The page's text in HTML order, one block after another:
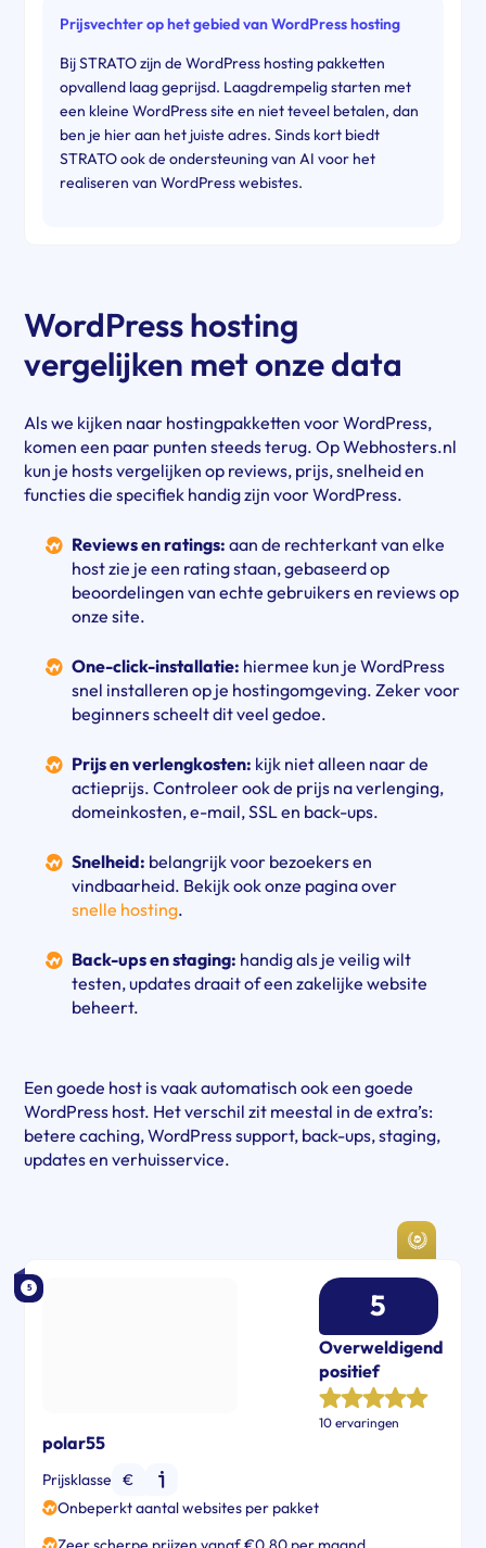
Prijsvechter op het gebied van WordPress hosting
Bij STRATO zijn de WordPress hosting pakketten
opvallend laag geprijsd. Laagdrempelig starten met
een kleine WordPress site en niet teveel betalen, dan
ben je hier aan het juiste adres. Sinds kort biedt
STRATO ook de ondersteuning van AI voor het
realiseren van WordPress webistes.
WordPress hosting
vergelijken met onze data
Als we kijken naar hostingpakketten voor WordPress,
komen een paar punten steeds terug. Op Webhosters.nl
kun je hosts vergelijken op reviews, prijs, snelheid en
functies die specifiek handig zijn voor WordPress.
Reviews en ratings: aan de rechterkant van elke
host zie je een rating staan, gebaseerd op
beoordelingen van echte gebruikers en reviews op
onze site.
One-click-installatie: hiermee kun je WordPress
snel installeren op je hostingomgeving. Zeker voor
beginners scheelt dit veel gedoe.
Prijs en verlengkosten: kijk niet alleen naar de
actieprijs. Controleer ook de prijs na verlenging,
domeinkosten, e-mail, SSL en back-ups.
Snelheid: belangrijk voor bezoekers en
vindbaarheid. Bekijk ook onze pagina over
snelle hosting.
Back-ups en staging: handig als je veilig wilt
testen, updates draait of een zakelijke website
beheert.
Een goede host is vaak automatisch ook een goede
WordPress host. Het verschil zit meestal in de extra’s:
betere caching, WordPress support, back-ups, staging,
updates en verhuisservice.
5
polar55
Prijsklasse
€
Onbeperkt aantal websites per pakket
Overweldigend
positief
10 ervaringen
5